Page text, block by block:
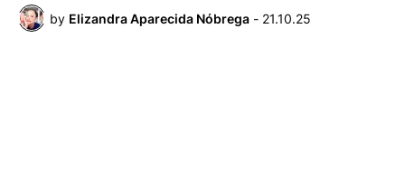
by Elizandra Aparecida Nóbrega - 21.10.25